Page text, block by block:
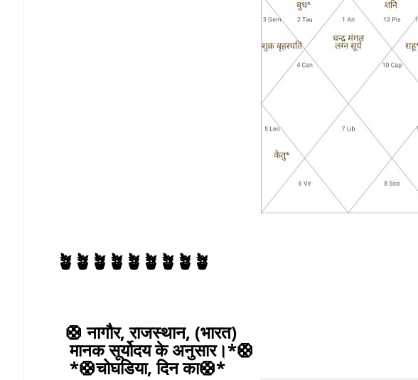
🪴🪴🪴🪴🪴🪴🪴🪴🪴
🛟 नागौर, राजस्थान, (भारत)
मानक सूर्योदय के अनुसार।*🛟
*🛟चोघडिया, दिन का🛟*